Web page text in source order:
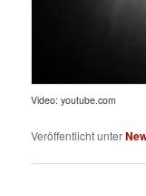
Video: youtube.com
Veröffentlicht unter